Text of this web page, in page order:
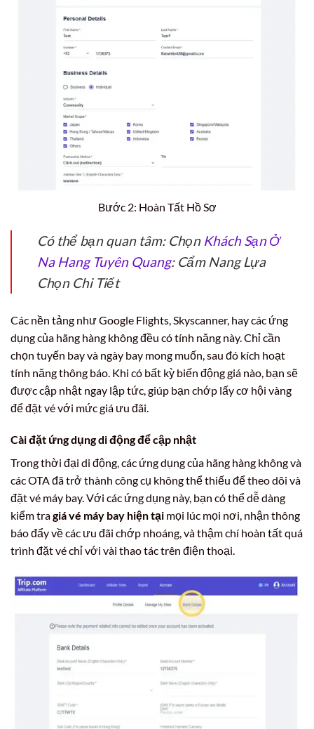
Bước 2: Hoàn Tất Hồ Sơ
Có thể bạn quan tâm: Chọn Khách Sạn Ở
Na Hang Tuyên Quang: Cẩm Nang Lựa
Chọn Chi Tiết
Các nền tảng như Google Flights, Skyscanner, hay các ứng
dụng của hãng hàng không đều có tính năng này. Chỉ cần
chọn tuyến bay và ngày bay mong muốn, sau đó kích hoạt
tính năng thông báo. Khi có bất kỳ biến động giá nào, bạn sẽ
được cập nhật ngay lập tức, giúp bạn chớp lấy cơ hội vàng
để đặt vé với mức giá ưu đãi.
Cài đặt ứng dụng di động để cập nhật
Trong thời đại di động, các ứng dụng của hãng hàng không và
các OTA đã trở thành công cụ không thể thiếu để theo dõi và
đặt vé máy bay. Với các ứng dụng này, bạn có thể dễ dàng
kiểm tragiá vé máy bay hiện tại mọi lúc mọi nơi, nhận thông
báo đẩy về các ưu đãi chớp nhoáng, và thậm chí hoàn tất quá
trình đặt vé chỉ với vài thao tác trên điện thoại.